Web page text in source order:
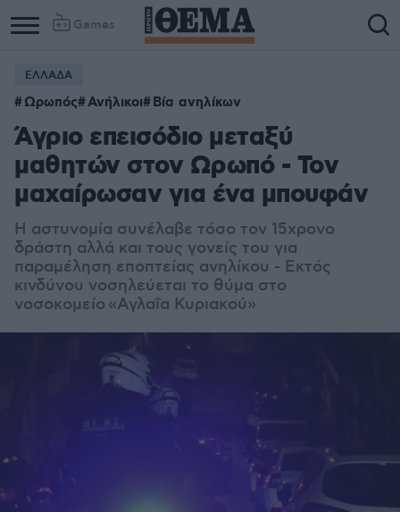
Games
ΕΛΛΑΔΑ
Ωρωπός Ανήλικοι Βία ανηλίκων
Άγριο επεισόδιο μεταξύ
μαθητών στον Ωρωπό - Toν
μαχαίρωσαν για ένα μπουφάν
Η αστυνομία συνέλαβε τόσο τον 15χρονο
δράστη αλλά και τους γονείς του για
παραμέληση εποπτείας ανηλίκου - Εκτός
κινδύνου νοσηλεύεται το θύμα στο
νοσοκομείο «Αγλαΐα Κυριακού»